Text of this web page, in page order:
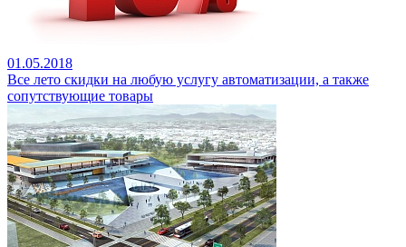
01.05.2018
Все лето скидки на любую услугу автоматизации, а также
сопутствующие товары